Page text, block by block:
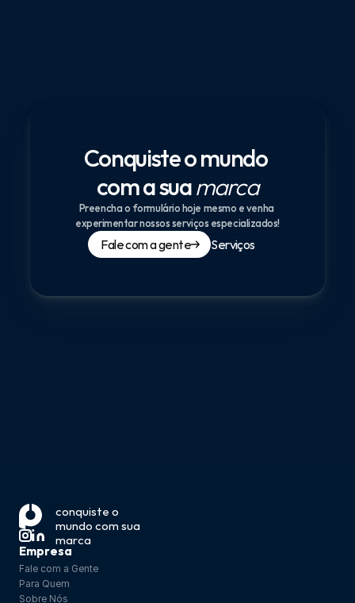
Conquiste o mundo
com a sua marca
Preencha o formulário hoje mesmo e venha
experimentar nossos serviços especializados!
Fale com a gente Serviços
conquiste o
mundo com sua
marca
Empresa
Fale com a Gente
Para Quem
Sobre Nós